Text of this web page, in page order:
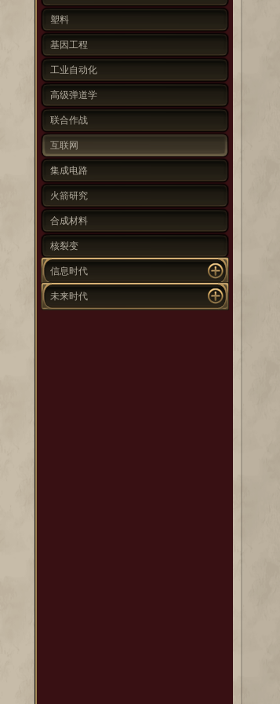
塑料
基因工程
工业自动化
高级弹道学
联合作战
互联网
集成电路
火箭研究
合成材料
核裂变
信息时代
未来时代